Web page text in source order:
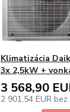
Klimatizácia
3x 2,5kW +
3 568,90
2 901,54 EUR bez